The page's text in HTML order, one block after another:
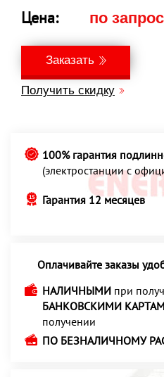
Цена: по
Заказать
Получить скидку
100% гарантия
(электростанции с
Гарантия 12 месяцев
Оплачивайте заказы
НАЛИЧНЫМИ при
БАНКОВСКИМИ
получении
ПО БЕЗНАЛИЧНОМУ